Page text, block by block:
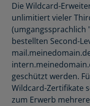
Die Wildcard-
unlimitiert vieler
(umgangssprachlich
bestellten Second-
geschützt werden.
Wildcard-Zertifikate
zum Erwerb